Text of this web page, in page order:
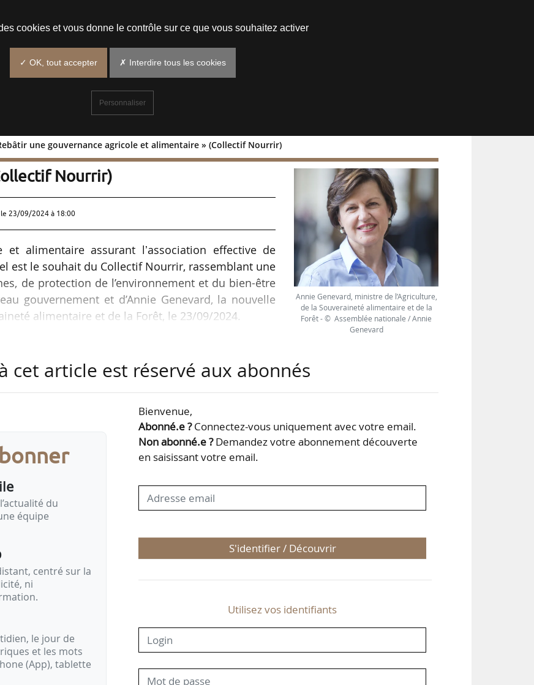
une gouvernance agricole et alimentaire » (Collectif Nourrir)
: « Rebâtir une gouvernance
Nourrir)
23/09/2024 à 18:00
alimentaire assurant lʼassociation effective de
est le souhait du Collectif Nourrir, rassemblant une
de protection de l’environnement et du bien-être
gouvernement et d’Annie Genevard, la nouvelle
alimentaire et de la Forêt, le 23/09/2024.
de toutes les parties prenantes n’est plus
Annie Genevard, ministre de l’Agriculture,
de la Souveraineté alimentaire et de la
Forêt - © Assemblée nationale / Annie
Genevard
cet article est réservé aux abonnés
du
équipe
centré sur la
ni
le jour de
et les mots
(App), tablette
Bienvenue,
Abonné.e ?Connectez-vous uniquement avec votre email.
Non abonné.e ?Demandez votre abonnement découverte
en saisissant votre email.
S'identifier / Découvrir
Utilisez vos identifiants
cookies et vous donne le contrôle sur ce que vous souhaitez activer
✓ OK, tout accepter ✗ Interdire tous les cookies
Personnaliser